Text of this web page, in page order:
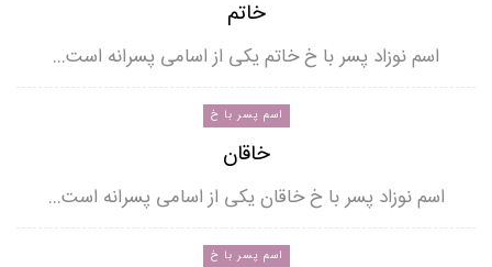
خاتم
اسم نوزاد پسر با خ خاتم یکی از اسامی پسرانه است…
اسم پسر با خ
خاقان
اسم نوزاد پسر با خ خاقان یکی از اسامی پسرانه است…
اسم پسر با خ